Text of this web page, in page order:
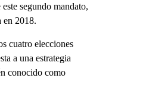
segundo mandato,
en 2018.
cuatro elecciones
a una estrategia
conocido como